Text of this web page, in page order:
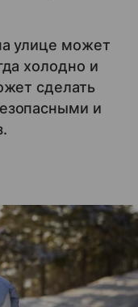
улице может
холодно и
сделать
и